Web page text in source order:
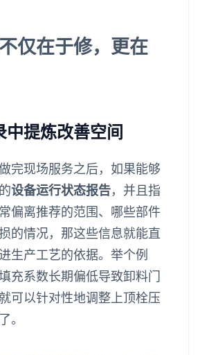
仅在于修，更在
中提炼改善空间
完现场服务之后，如果能够
设备运行状态报告，并且指
偏离推荐的范围、哪些部件
的情况，那这些信息就能直
生产工艺的依据。举个例
充系数长期偏低导致卸料门
可以针对性地调整上顶栓压
。